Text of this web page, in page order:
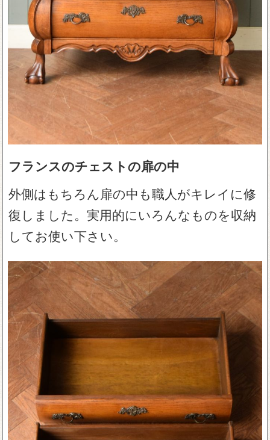
フランスのチェストの扉の中
外側はもちろん扉の中も職人がキレイに修
復しました。実用的にいろんなものを収納
してお使い下さい。